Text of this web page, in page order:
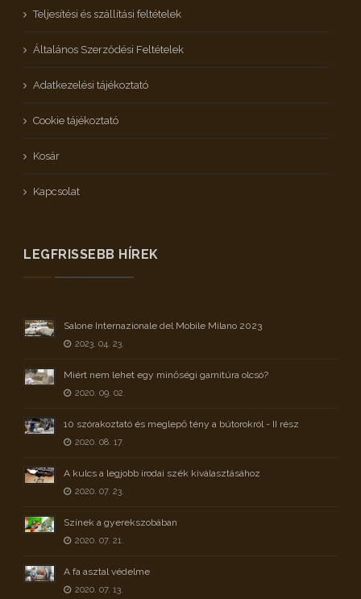
Teljesítési és szállítási feltételek
Általános Szerződési Feltételek
Adatkezelési tájékoztató
Cookie tájékoztató
Kosár
Kapcsolat
LEGFRISSEBB HÍREK
Salone Internazionale del Mobile Milano 2023
2023. 04. 23.
Miért nem lehet egy minőségi garnitúra olcsó?
2020. 09. 02.
10 szórakoztató és meglepő tény a bútorokról - II rész
2020. 08. 17.
A kulcs a legjobb irodai szék kiválasztásához
2020. 07. 23.
Színek a gyerekszobában
2020. 07. 21.
A fa asztal védelme
2020. 07. 13.